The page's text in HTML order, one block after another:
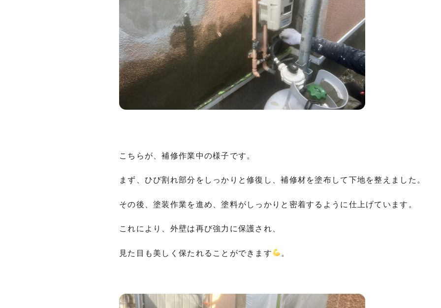
こちらが、補修作業中の様子です。
まず、ひび割れ部分をしっかりと修復し、補修材を塗布して下地を整えました。
その後、塗装作業を進め、塗料がしっかりと密着するように仕上げています。
これにより、外壁は再び強力に保護され、
見た目も美しく保たれることができます 。